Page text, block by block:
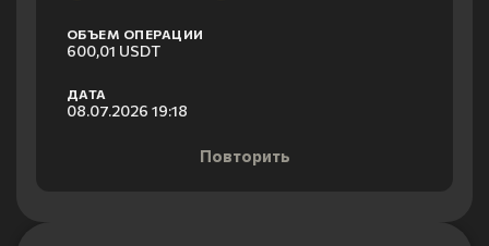
ОБЪЕМ ОПЕРАЦИИ
600,01 USDT
ДАТА
08.07.2026 19:18
Повторить